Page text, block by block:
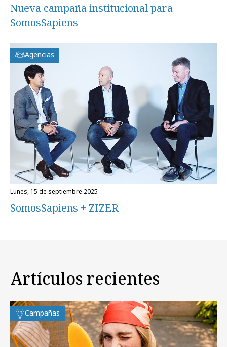
Nueva campaña institucional para
SomosSapiens
Agencias
lunes, 15 de septiembre 2025
SomosSapiens + ZIZER
Artículos recientes
Campañas